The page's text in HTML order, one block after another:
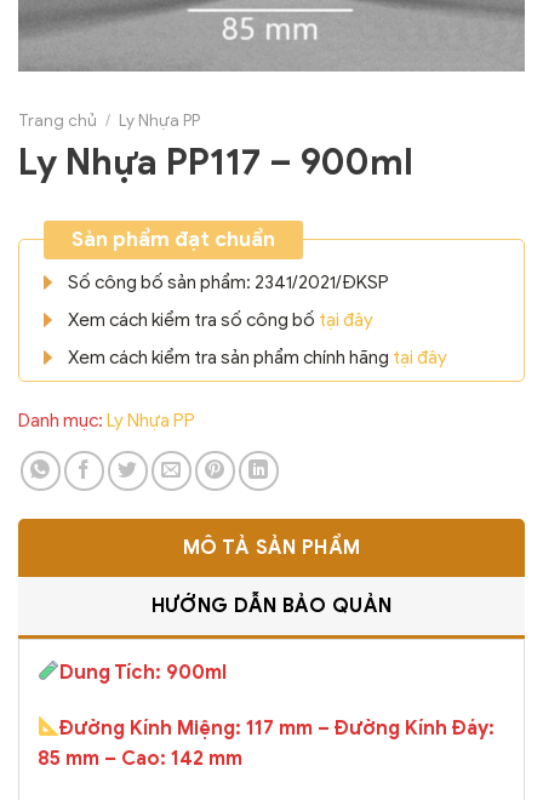
Trang chủ / Ly Nhựa PP
Ly Nhựa PP117 – 900ml
Sản phẩm đạt chuẩn
Số công bố sản phẩm: 2341/2021/ĐKSP
Xem cách kiểm tra số công bố tại đây
Xem cách kiểm tra sản phẩm chính hãng tại đây
Danh mục: Ly Nhựa PP
MÔ TẢ SẢN PHẨM
HƯỚNG DẪN BẢO QUẢN
Dung Tích: 900ml
Đường Kính Miệng: 117 mm – Đường Kính Đáy:
85 mm – Cao: 142 mm